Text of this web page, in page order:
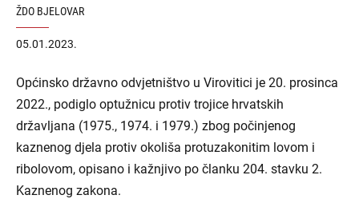
ŽDO BJELOVAR
05.01.2023.
Općinsko državno odvjetništvo u Virovitici je 20. prosinca
2022., podiglo optužnicu protiv trojice hrvatskih
državljana (1975., 1974. i 1979.) zbog počinjenog
kaznenog djela protiv okoliša protuzakonitim lovom i
ribolovom, opisano i kažnjivo po članku 204. stavku 2.
Kaznenog zakona.